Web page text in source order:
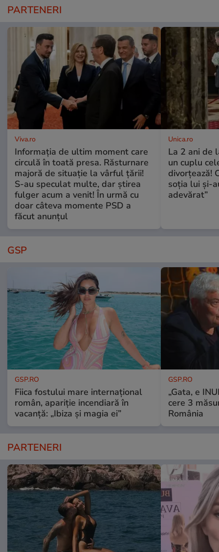
PARTENERI
Viva.ro
Informația de ultim moment care
circulă în toată presa. Răsturnare
majoră de situație la vârful țării!
S-au speculat multe, dar știrea
fulger acum a venit! În urmă cu
doar câteva momente PSD a
făcut anunțul
Unica.ro
La 2 ani de
un cuplu
divorțează!
soția lui și-
adevărat”
GSP
GSP.RO
Fiica fostului mare internațional
român, apariție incendiară în
vacanță: „Ibiza și magia ei”
GSP.RO
„Gata, e
cere 3
România
PARTENERI